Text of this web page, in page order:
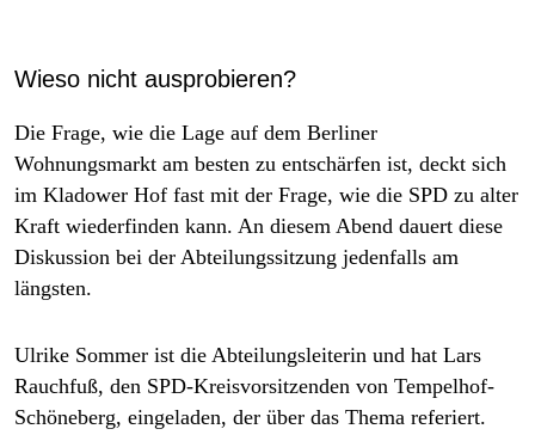
Wieso nicht ausprobieren?
Die Frage, wie die Lage auf dem Berliner
Wohnungsmarkt am besten zu entschärfen ist, deckt sich
im Kladower Hof fast mit der Frage, wie die SPD zu alter
Kraft wiederfinden kann. An diesem Abend dauert diese
Diskussion bei der Abteilungssitzung jedenfalls am
längsten.
Ulrike Sommer ist die Abteilungsleiterin und hat Lars
Rauchfuß, den SPD-Kreisvorsitzenden von Tempelhof-
Schöneberg, eingeladen, der über das Thema referiert.